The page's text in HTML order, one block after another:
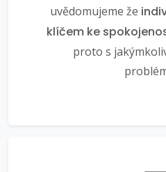
uvědomujeme že
klíčem ke
proto s